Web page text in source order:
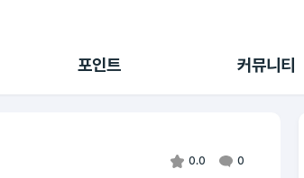
포인트 커뮤니티
출석 룰렛
랭킹
수익 Live
0.0 0